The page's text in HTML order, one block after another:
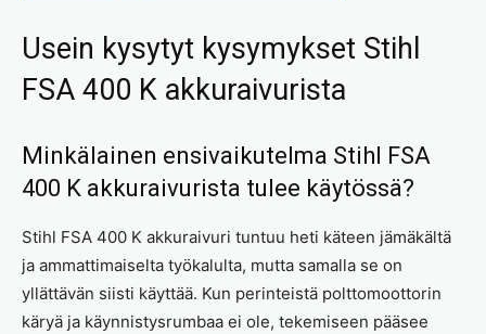
Usein kysytyt kysymykset Stihl
FSA 400 K akkuraivurista
Minkälainen ensivaikutelma Stihl FSA
400 K akkuraivurista tulee käytössä?
Stihl FSA 400 K akkuraivuri tuntuu heti käteen jämäkältä
ja ammattimaiselta työkalulta, mutta samalla se on
yllättävän siisti käyttää. Kun perinteistä polttomoottorin
käryä ja käynnistysrumbaa ei ole, tekemiseen pääsee